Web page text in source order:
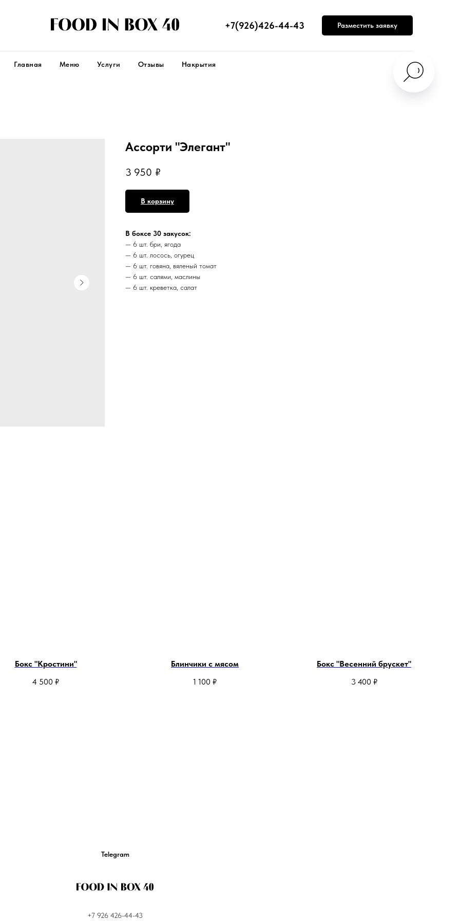
+7(926)426-44-43 Разместить заявку
Главная Меню Услуги Отзывы Накрытия
Ассорти "Элегант"
3 950 ₽
В корзину
В боксе 30 закусок:
— 6 шт. бри, ягода
— 6 шт. лосось, огурец
— 6 шт. говяна, вяленый томат
— 6 шт. cалями, маслины
— 6 шт. креветка, салат
Бокс "Кростини"
4 500 ₽
Блинчики с мясом
1 100 ₽
Бокс "Весенний брускет"
3 400 ₽
Telegram
+7 926 426-44-43